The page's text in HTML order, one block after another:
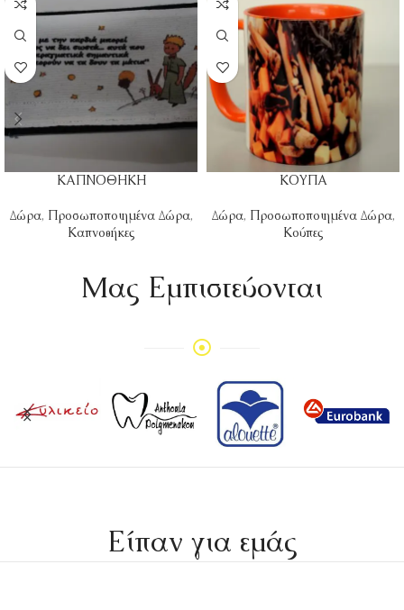
ΚΑΠΝΟΘΗΚΗ
Δώρα, Προσωποποιημένα Δώρα,
Καπνοθήκες
ΚΟΥΠΑ
Δώρα, Προσωποποιημένα Δώρα,
Κούπες
Mας Εμπιστεύονται
Είπαν για εμάς